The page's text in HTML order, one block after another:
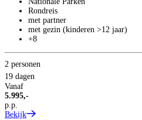
Rondreis
met partner
met gezin (kinderen >12 jaar)
+8
2 personen
19 dagen
Vanaf
5.995,-
p.p.
Bekijk